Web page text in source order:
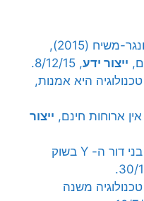
פנחס יחזקאלי, שרית אונגר-משיח (2015),
ייצור ידע, 8/12/15.
ייצור
פנחס יחזקאלי (2018), בני דור ה- Y בשוק
יחזקאלי (2018), טכנולוגיה משנה